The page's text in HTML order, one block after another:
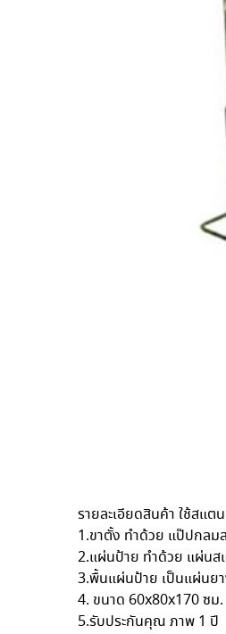
รายละเอียดสินค้า ใช้สแต
1.ขาตั้ง ทำด้วย แป๊ปกลม
2.แผ่นป้าย ทำด้วย แผ่นส
3.พื้นแผ่นป้าย เป็นแผ่นย
4. ขนาด 60x80x170 ซม.
5.รับประกันคุณ ภาพ 1 ปี